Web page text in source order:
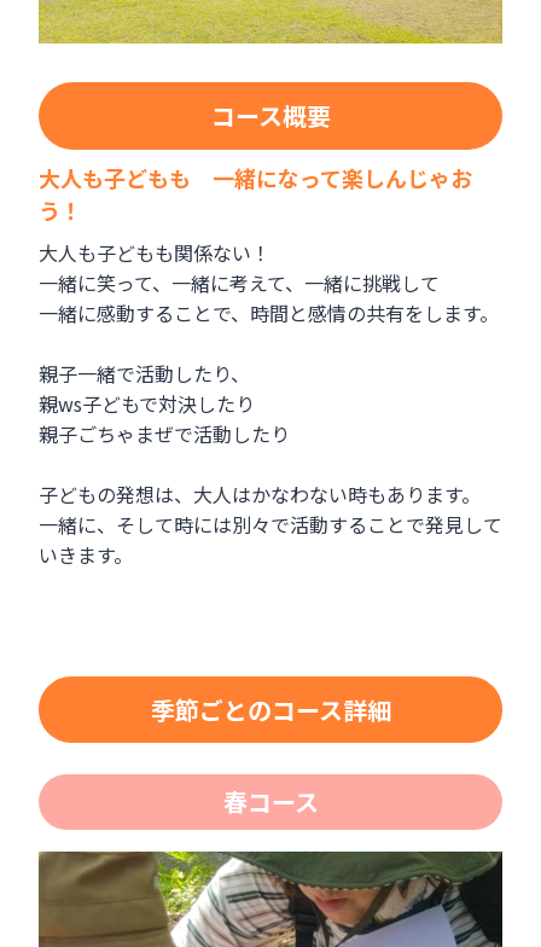
コース概要
大人も子どもも 一緒になって楽しんじゃお
う！
大人も子どもも関係ない！
一緒に笑って、一緒に考えて、一緒に挑戦して
一緒に感動することで、時間と感情の共有をします。
親子一緒で活動したり、
親ws子どもで対決したり
親子ごちゃまぜで活動したり
子どもの発想は、大人はかなわない時もあります。
一緒に、そして時には別々で活動することで発見して
いきます。
季節ごとのコース詳細
春コース